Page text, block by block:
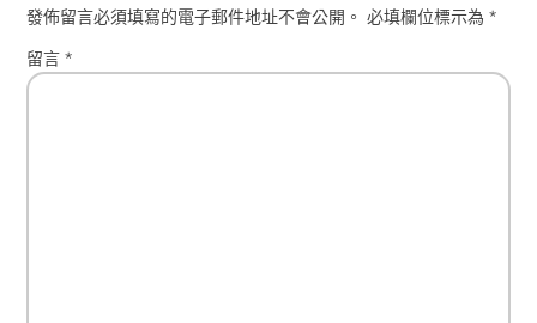
發佈留言必須填寫的電子郵件地址不會公開。 必填欄位標示為*
留言*